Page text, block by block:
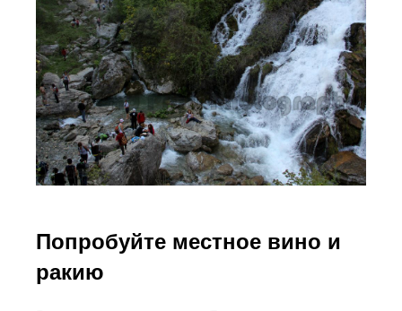
Попробуйте местное вино и
ракию